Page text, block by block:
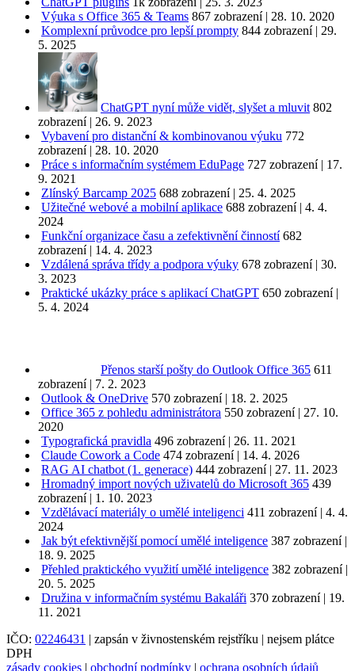
Výuka s Office 365 & Teams 867 zobrazení| 28. 10. 2020
Komplexní průvodce pro lepší prompty 844 zobrazení| 29.
5. 2025
ChatGPT nyní může vidět, slyšet a mluvit 802
zobrazení| 26. 9. 2023
Vybavení pro distanční & kombinovanou výuku 772
zobrazení| 28. 10. 2020
Práce s informačním systémem EduPage 727 zobrazení| 17.
9. 2021
Zlínský Barcamp 2025 688 zobrazení| 25. 4. 2025
Užitečné webové a mobilní aplikace 688 zobrazení| 4. 4.
2024
Funkční organizace času a zefektivnění činností 682
zobrazení| 14. 4. 2023
Vzdálená správa třídy a podpora výuky 678 zobrazení| 30.
3. 2023
Praktické ukázky práce s aplikací ChatGPT 650 zobrazení|
5. 4. 2024
Přenos starší pošty do Outlook Office 365 611
zobrazení| 7. 2. 2023
Outlook & OneDrive 570 zobrazení| 18. 2. 2025
Office 365 z pohledu administrátora 550 zobrazení| 27. 10.
2020
Typografická pravidla 496 zobrazení| 26. 11. 2021
Claude Cowork a Code 474 zobrazení| 14. 4. 2026
RAG AI chatbot (1. generace) 444 zobrazení| 27. 11. 2023
Hromadný import nových uživatelů do Microsoft 365 439
zobrazení| 1. 10. 2023
Vzdělávací materiály o umělé inteligenci 411 zobrazení| 4. 4.
2024
Jak být efektivnější pomocí umělé inteligence 387 zobrazení|
18. 9. 2025
Přehled praktického využití umělé inteligence 382 zobrazení|
20. 5. 2025
Družina v informačním systému Bakaláři 370 zobrazení| 19.
11. 2021
IČO: 02246431 | zapsán v živnostenském rejstříku | nejsem plátce
DPH
zásady cookies | obchodní podmínky | ochrana osobních údajů